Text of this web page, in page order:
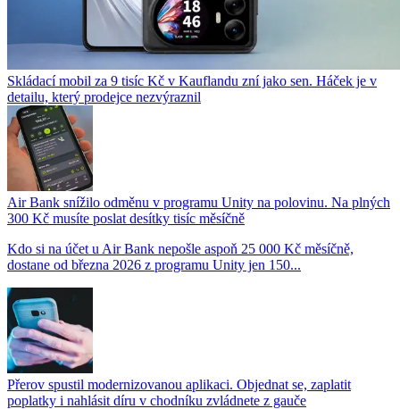
Skládací mobil za 9 tisíc Kč v Kauflandu zní jako sen. Háček je v
detailu, který prodejce nezvýraznil
Air Bank snížilo odměnu v programu Unity na polovinu. Na plných
300 Kč musíte poslat desítky tisíc měsíčně
Kdo si na účet u Air Bank nepošle aspoň 25 000 Kč měsíčně,
dostane od března 2026 z programu Unity jen 150...
Přerov spustil modernizovanou aplikaci. Objednat se, zaplatit
poplatky i nahlásit díru v chodníku zvládnete z gauče